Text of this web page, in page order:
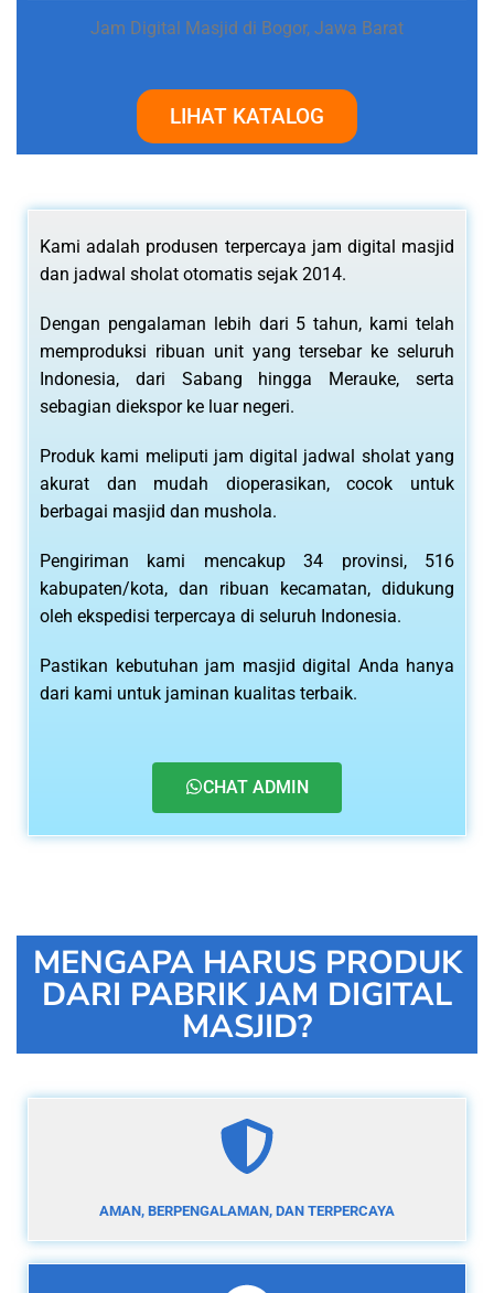
Jam Digital Masjid di Bogor, Jawa Barat
LIHAT KATALOG
Kami adalah produsen terpercaya jam digital masjid
dan jadwal sholat otomatis sejak 2014.
Dengan pengalaman lebih dari 5 tahun, kami telah
memproduksi ribuan unit yang tersebar ke seluruh
Indonesia, dari Sabang hingga Merauke, serta
sebagian diekspor ke luar negeri.
Produk kami meliputi jam digital jadwal sholat yang
akurat dan mudah dioperasikan, cocok untuk
berbagai masjid dan mushola.
Pengiriman kami mencakup 34 provinsi, 516
kabupaten/kota, dan ribuan kecamatan, didukung
oleh ekspedisi terpercaya di seluruh Indonesia.
Pastikan kebutuhan jam masjid digital Anda hanya
dari kami untuk jaminan kualitas terbaik.
CHAT ADMIN
MENGAPA HARUS PRODUK
DARI PABRIK JAM DIGITAL
MASJID?
AMAN, BERPENGALAMAN, DAN TERPERCAYA